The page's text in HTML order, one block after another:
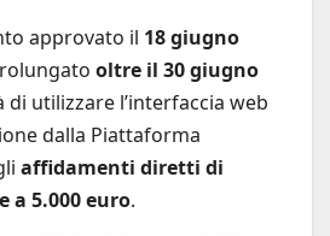
approvato il 18 giugno
oltre il 30 giugno
di utilizzare l’interfaccia web
dalla Piattaforma
affidamenti diretti di
a 5.000 euro.